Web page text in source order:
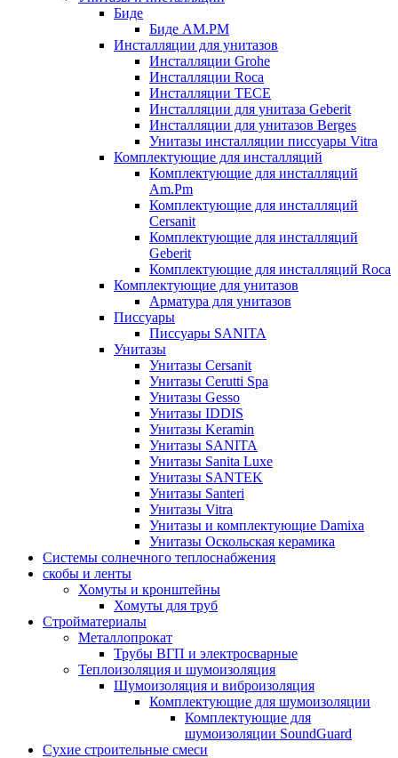
Биде
Биде AM.PM
Инсталляции для унитазов
Инсталляции Grohe
Инсталляции Roca
Инсталляции TECE
Инсталляции для унитаза Geberit
Инсталляции для унитазов Berges
Унитазы инсталляции писсуары Vitra
Комплектующие для инсталляций
Комплектующие для инсталляций
Am.Pm
Комплектующие для инсталляций
Cersanit
Комплектующие для инсталляций
Geberit
Комплектующие для инсталляций Roca
Комплектующие для унитазов
Арматура для унитазов
Писсуары
Писсуары SANITA
Унитазы
Унитазы Cersanit
Унитазы Cerutti Spa
Унитазы Gesso
Унитазы IDDIS
Унитазы Keramin
Унитазы SANITA
Унитазы Sanita Luxe
Унитазы SANTEK
Унитазы Santeri
Унитазы Vitra
Унитазы и комплектующие Damixa
Унитазы Оскольская керамика
Системы солнечного теплоснабжения
скобы и ленты
Хомуты и кронштейны
Хомуты для труб
Стройматериалы
Металлопрокат
Трубы ВГП и электросварные
Теплоизоляция и шумоизоляция
Шумоизоляция и виброизоляция
Комплектующие для шумоизоляции
Комплектующие для
шумоизоляции SoundGuard
Сухие строительные смеси